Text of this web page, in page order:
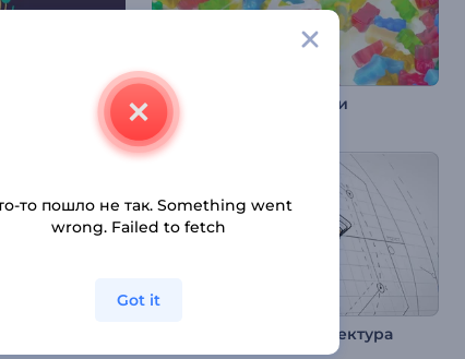
Заставка: Мишки Гамми
Анимация лого: Архитектура
то пошло не так. Something went
wrong. Failed to fetch
Got it